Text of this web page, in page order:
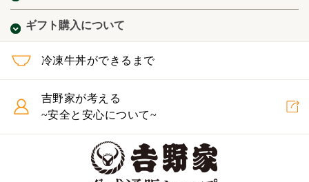
ギフト購入について
冷凍牛丼ができるまで
吉野家が考える
~安全と安心について~